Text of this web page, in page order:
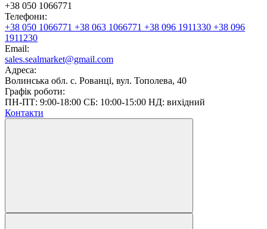
+38 050 1066771
Телефони:
+38 050 1066771 +38 063 1066771 +38 096 1911330 +38 096
1911230
Email:
sales.sealmarket@gmail.com
Адреса:
Волинська обл. с. Рованці, вул. Тополева, 40
Графік роботи:
ПН-ПТ: 9:00-18:00 СБ: 10:00-15:00 НД: вихідний
Контакти